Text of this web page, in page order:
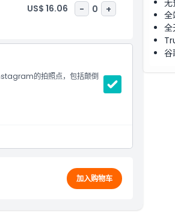
US$ 16.06 - 0 +
的拍照点，包括颠倒
加入购物车
无
全
全
谷